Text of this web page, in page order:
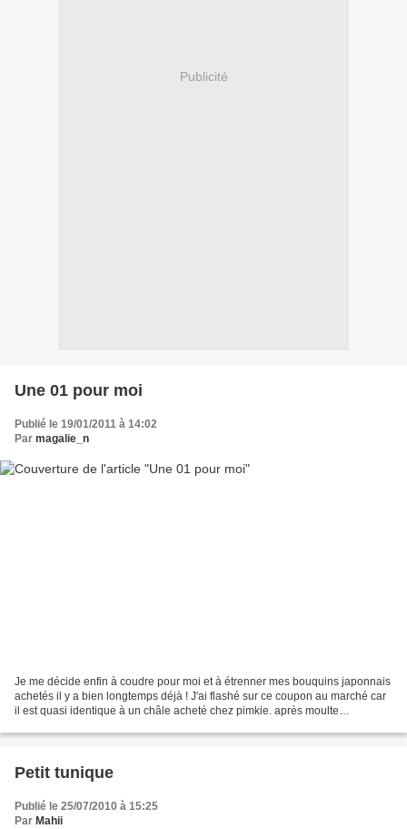
Publicité
Une 01 pour moi
Publié le 19/01/2011 à 14:02
Par magalie_n
Je me décide enfin à coudre pour moi et à étrenner mes bouquins japonnais
achetés il y a bien longtemps déjà ! J'ai flashé sur ce coupon au marché car
il est quasi identique à un châle acheté chez pimkie. après moulte
Petit tunique
Publié le 25/07/2010 à 15:25
Par Mahii